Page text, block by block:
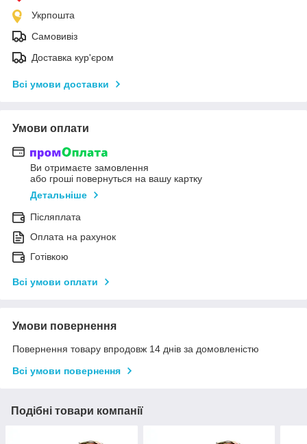
Укрпошта
Самовивіз
Доставка кур'єром
Всі умови доставки
Умови оплати
Ви отримаєте замовлення
або гроші повернуться на вашу картку
Детальніше
Післяплата
Оплата на рахунок
Готівкою
Всі умови оплати
Умови повернення
Повернення товару впродовж 14 днів за домовленістю
Всі умови повернення
Подібні товари компанії